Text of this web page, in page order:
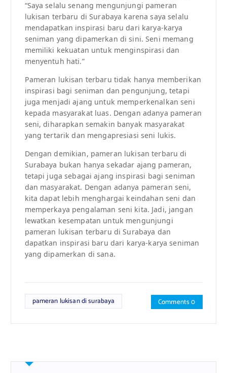
“Saya selalu senang mengunjungi pameran
lukisan terbaru di Surabaya karena saya selalu
mendapatkan inspirasi baru dari karya-karya
seniman yang dipamerkan di sini. Seni memang
memiliki kekuatan untuk menginspirasi dan
menyentuh hati.”
Pameran lukisan terbaru tidak hanya memberikan
inspirasi bagi seniman dan pengunjung, tetapi
juga menjadi ajang untuk memperkenalkan seni
kepada masyarakat luas. Dengan adanya pameran
seni, diharapkan semakin banyak masyarakat
yang tertarik dan mengapresiasi seni lukis.
Dengan demikian, pameran lukisan terbaru di
Surabaya bukan hanya sekadar ajang pameran,
tetapi juga sebagai ajang inspirasi bagi seniman
dan masyarakat. Dengan adanya pameran seni,
kita dapat lebih menghargai keindahan seni dan
memperkaya pengalaman seni kita. Jadi, jangan
lewatkan kesempatan untuk mengunjungi
pameran lukisan terbaru di Surabaya dan
dapatkan inspirasi baru dari karya-karya seniman
yang dipamerkan di sana.
pameran lukisan di surabaya Comments 0